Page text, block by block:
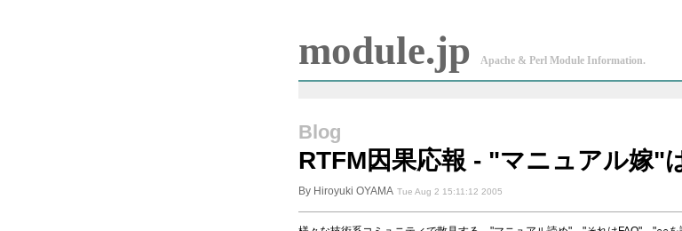
module.jp Apache & Perl Module Information.
Blog
RTFM因果応報 - "マニュアル嫁"
By Hiroyuki OYAMA Tue Aug 2 15:11:12 2005